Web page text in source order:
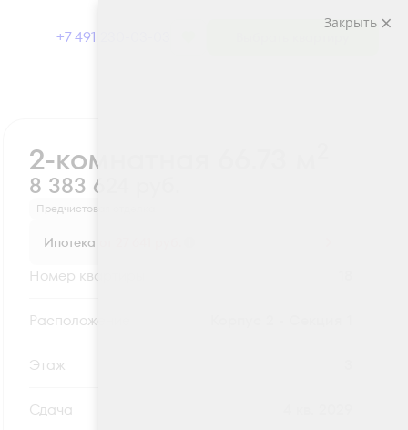
+7 491 230-03-03
2-комнатная 66.73 м
8 383 624 руб.
Предчистовая отделка
Ипотека
Номер квартиры
Секция
Этаж
Сдача
Закрыть